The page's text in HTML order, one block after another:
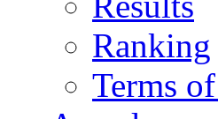
Ranking
Terms